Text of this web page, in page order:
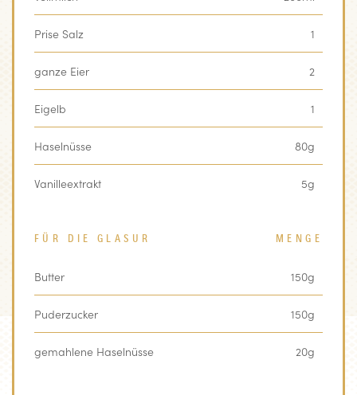
Prise Salz 1
ganze Eier 2
Eigelb 1
Haselnüsse 80g
Vanilleextrakt 5g
FÜR DIE GLASUR MENGE
Butter 150g
Puderzucker 150g
gemahlene Haselnüsse 20g